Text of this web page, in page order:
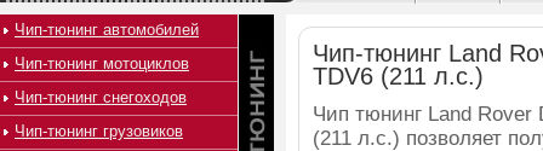
Чип-тюнинг Land
TDV6 (211 л.с.)
Чип тюнинг Land Rover
(211 л.с.) позволяет
Чип-тюнинг автомобилей
Чип-тюнинг мотоциклов
Чип-тюнинг снегоходов
Чип-тюнинг грузовиков